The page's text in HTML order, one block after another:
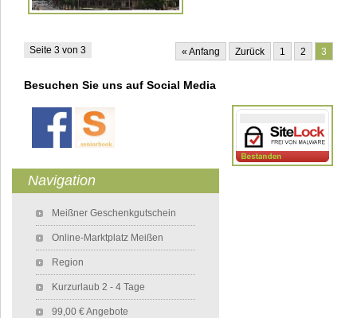
Seite 3 von 3 « Anfang Zurück 1 2 3
Besuchen Sie uns auf Social Media
Navigation
Meißner Geschenkgutschein
Online-Marktplatz Meißen
Region
Kurzurlaub 2 - 4 Tage
99,00 € Angebote